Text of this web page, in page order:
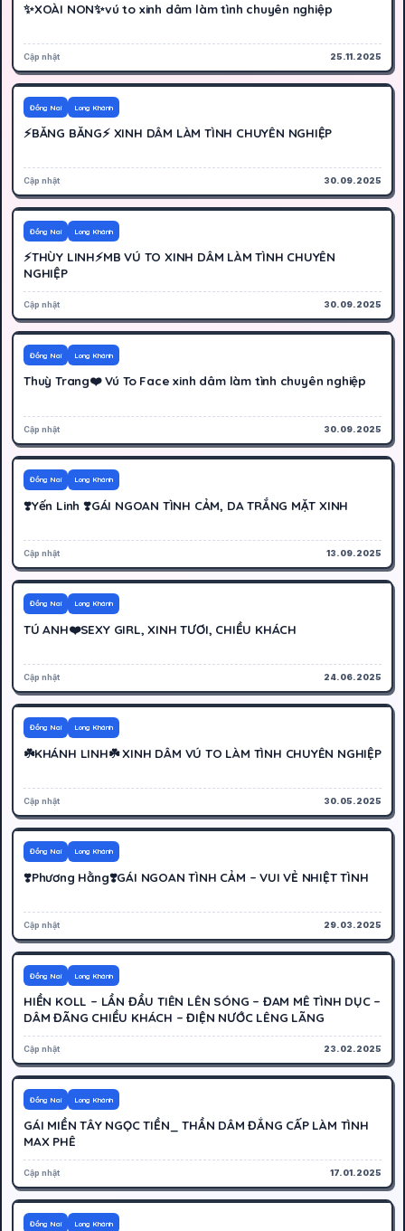
✨XOÀI NON✨vú to xinh dâm làm tình chuyên nghiệp
Cập nhật 25.11.2025
500K
Đồng Nai Long Khánh
⚡BĂNG BĂNG⚡ XINH DÂM LÀM TÌNH CHUYÊN NGHIỆP
Cập nhật 30.09.2025
400K
Đồng Nai Long Khánh
⚡THÙY LINH⚡MB VÚ TO XINH DÂM LÀM TÌNH CHUYÊN
NGHIỆP
Cập nhật 30.09.2025
400K
Đồng Nai Long Khánh
Thuỳ Trang❤️ Vú To Face xinh dâm làm tình chuyên nghiệp
Cập nhật 30.09.2025
500K
Đồng Nai Long Khánh
❣️Yến Linh ❣️GÁI NGOAN TÌNH CẢM, DA TRẮNG MẶT XINH
Cập nhật 13.09.2025
300K
Đồng Nai Long Khánh
TÚ ANH❤️SEXY GIRL, XINH TƯƠI, CHIỀU KHÁCH
Cập nhật 24.06.2025
400K
Đồng Nai Long Khánh
☘️KHÁNH LINH☘️ XINH DÂM VÚ TO LÀM TÌNH CHUYÊN NGHIỆP
Cập nhật 30.05.2025
300K
Đồng Nai Long Khánh
❣️Phương Hằng❣️GÁI NGOAN TÌNH CẢM – VUI VẺ NHIỆT TÌNH
Cập nhật 29.03.2025
300K
Đồng Nai Long Khánh
HIỀN KOLL – LẦN ĐẦU TIÊN LÊN SÓNG – ĐAM MÊ TÌNH DỤC –
DÂM ĐÃNG CHIỀU KHÁCH – ĐIỆN NƯỚC LÊNG LÃNG
Cập nhật 23.02.2025
300K
Đồng Nai Long Khánh
GÁI MIỀN TÂY NGỌC TIỀN_ THẦN DÂM ĐẲNG CẤP LÀM TÌNH
MAX PHÊ
Cập nhật 17.01.2025
500K
Đồng Nai Long Khánh